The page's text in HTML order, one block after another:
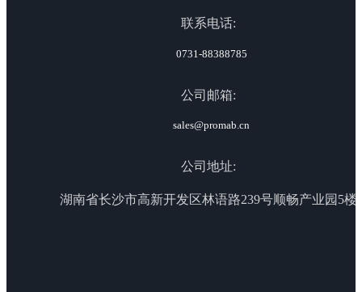
联系电话:
0731-88388785
公司邮箱:
sales@promab.cn
公司地址:
湖南省长沙市高新开发区林语路239号顺畅产业园5楼